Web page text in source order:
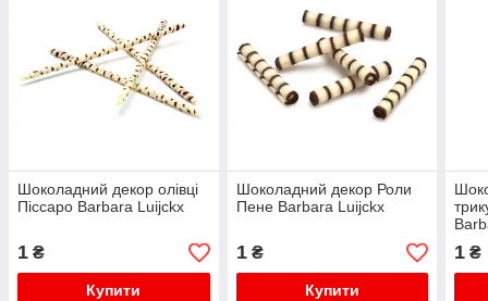
Шоколадний декор олівці
Піссаро Barbara Luijckx
1 ₴
Купити
Шоколадний декор Роли
Пене Barbara Luijckx
1₴
Купити
1 ₴